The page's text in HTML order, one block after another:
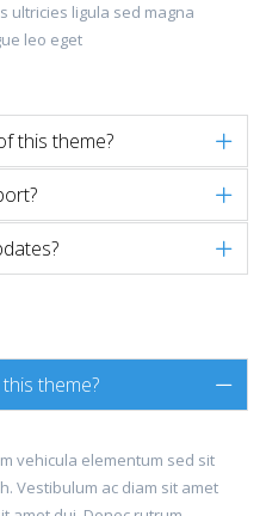
ultricies ligula sed magna
leo eget
this theme?
theme?
vehicula elementum sed sit
Vestibulum ac diam sit amet